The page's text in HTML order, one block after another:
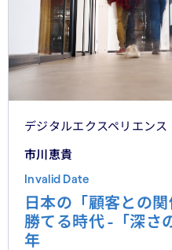
デジタルエクスペリエンス
市川恵貴
Invalid Date
日本の「顧客との
勝てる時代 -「深さ
年